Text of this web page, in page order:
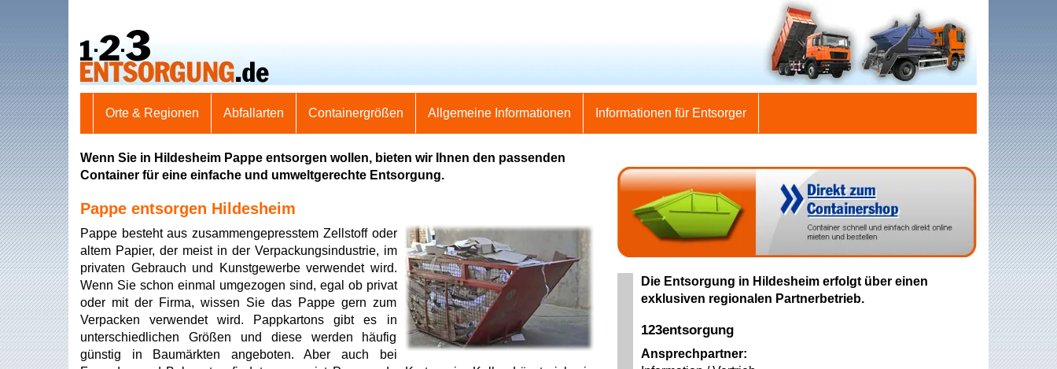
Orte & Regionen Abfallarten Containergrößen Allgemeine Informationen Informationen für Entsorger
Wenn Sie in Hildesheim Pappe entsorgen wollen, bieten wir Ihnen den passenden
Container für eine einfache und umweltgerechte Entsorgung.
Pappe entsorgen Hildesheim
Pappe besteht aus zusammengepresstem Zellstoff oder
altem Papier, der meist in der Verpackungsindustrie, im
privaten Gebrauch und Kunstgewerbe verwendet wird.
Wenn Sie schon einmal umgezogen sind, egal ob privat
oder mit der Firma, wissen Sie das Pappe gern zum
Verpacken verwendet wird. Pappkartons gibt es in
unterschiedlichen Größen und diese werden häufig
günstig in Baumärkten angeboten. Aber auch bei
Die Entsorgung in Hildesheim erfolgt über einen
exklusiven regionalen Partnerbetrieb.
123entsorgung
Ansprechpartner: